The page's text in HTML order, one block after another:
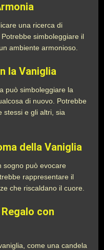
una ricerca di
simboleggiare il
ambiente armonioso.
la Vaniglia
può simboleggiare la
di nuovo. Potrebbe
stessi e gli altri, sia
della Vaniglia
sogno può evocare
rappresentare il
che riscaldano il cuore.
con
come una candela